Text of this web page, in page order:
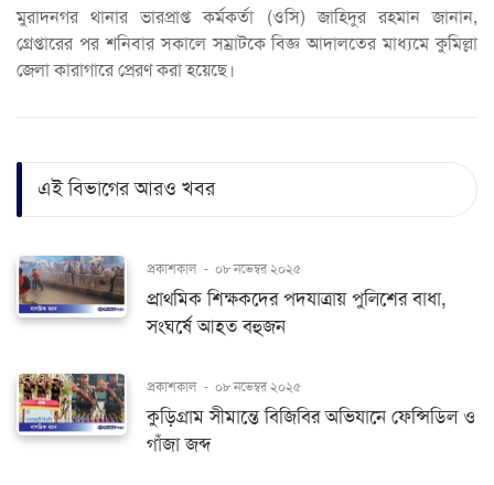
মুরাদনগর থানার ভারপ্রাপ্ত কর্মকর্তা (ওসি) জাহিদুর রহমান জানান,
গ্রেপ্তারের পর শনিবার সকালে সম্রাটকে বিজ্ঞ আদালতের মাধ্যমে কুমিল্লা
জেলা কারাগারে প্রেরণ করা হয়েছে।
এই বিভাগের আরও খবর
প্রকাশকাল - ০৮ নভেম্বর ২০২৫
প্রাথমিক শিক্ষকদের পদযাত্রায় পুলিশের বাধা,
সংঘর্ষে আহত বহুজন
প্রকাশকাল - ০৮ নভেম্বর ২০২৫
কুড়িগ্রাম সীমান্তে বিজিবির অভিযানে ফেন্সিডিল ও
গাঁজা জব্দ